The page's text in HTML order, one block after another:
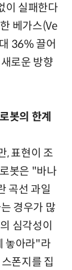
이 실패한다
베가스(Ve
36% 끌어
로운 방향
봇의 한계
, 표현이 조
봇은 "바나
곡선 과일
경우가 많
심각성이
놓아라"라
폰지를 집